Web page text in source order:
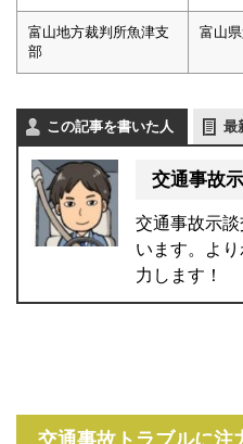
富山地方裁判所魚津支
部
富山
この記事を書いた人 最
交通事故
交通事故示
います。よ
力します！